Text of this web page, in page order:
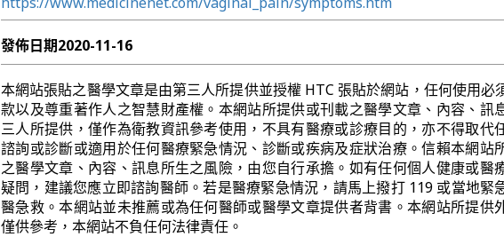
發佈日期2020-11-16
本網站張貼之醫學文章是由第三人所提供並授權 HTC 張貼於網站，任何使用必
款以及尊重著作人之智慧財產權。本網站所提供或刊載之醫學文章、內容、訊
三人所提供，僅作為衛教資訊參考使用，不具有醫療或診療目的，亦不得取代
諮詢或診斷或適用於任何醫療緊急情況、診斷或疾病及症狀治療。信賴本網站
之醫學文章、內容、訊息所生之風險，由您自行承擔。如有任何個人健康或醫
疑問，建議您應立即諮詢醫師。若是醫療緊急情況，請馬上撥打 119 或當地緊
醫急救。本網站並未推薦或為任何醫師或醫學文章提供者背書。本網站所提供
僅供參考，本網站不負任何法律責任。